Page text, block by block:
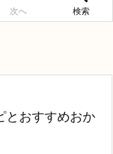
次へ 検索
とおすすめおか